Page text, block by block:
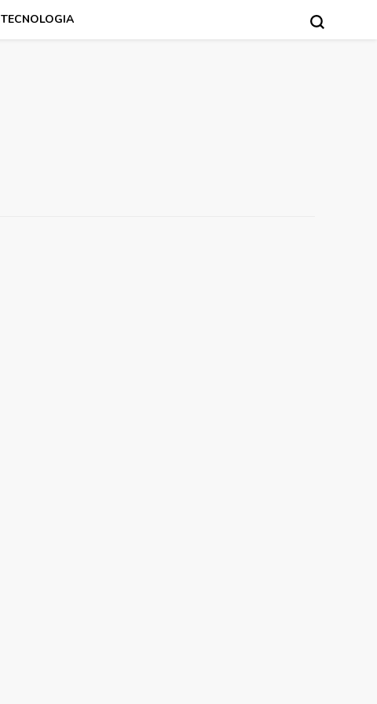
TECNOLOGIA